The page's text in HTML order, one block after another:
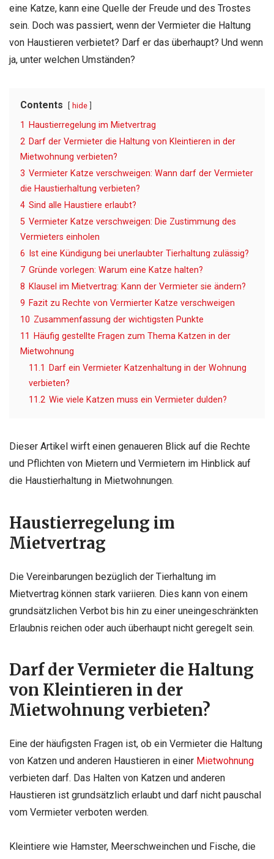
eine Katze, kann eine Quelle der Freude und des Trostes
sein. Doch was passiert, wenn der Vermieter die Haltung
von Haustieren verbietet? Darf er das überhaupt? Und wenn
ja, unter welchen Umständen?
Contents hide
1 Haustierregelung im Mietvertrag
2 Darf der Vermieter die Haltung von Kleintieren in der
Mietwohnung verbieten?
3 Vermieter Katze verschweigen: Wann darf der Vermieter
die Haustierhaltung verbieten?
4 Sind alle Haustiere erlaubt?
5 Vermieter Katze verschweigen: Die Zustimmung des
Vermieters einholen
6 Ist eine Kündigung bei unerlaubter Tierhaltung zulässig?
7 Gründe vorlegen: Warum eine Katze halten?
8 Klausel im Mietvertrag: Kann der Vermieter sie ändern?
9 Fazit zu Rechte von Vermierter Katze verschweigen
10 Zusammenfassung der wichtigsten Punkte
11 Häufig gestellte Fragen zum Thema Katzen in der
Mietwohnung
11.1 Darf ein Vermieter Katzenhaltung in der Wohnung
verbieten?
11.2 Wie viele Katzen muss ein Vermieter dulden?
Dieser Artikel wirft einen genaueren Blick auf die Rechte
und Pflichten von Mietern und Vermietern im Hinblick auf
die Haustierhaltung in Mietwohnungen.
Haustierregelung im
Mietvertrag
Die Vereinbarungen bezüglich der Tierhaltung im
Mietvertrag können stark variieren. Dies kann von einem
grundsätzlichen Verbot bis hin zu einer uneingeschränkten
Erlaubnis reichen oder auch überhaupt nicht geregelt sein.
Darf der Vermieter die Haltung
von Kleintieren in der
Mietwohnung verbieten?
Eine der häufigsten Fragen ist, ob ein Vermieter die Haltung
von Katzen und anderen Haustieren in einer Mietwohnung
verbieten darf. Das Halten von Katzen und anderen
Haustieren ist grundsätzlich erlaubt und darf nicht pauschal
vom Vermieter verboten werden.
Kleintiere wie Hamster, Meerschweinchen und Fische, die